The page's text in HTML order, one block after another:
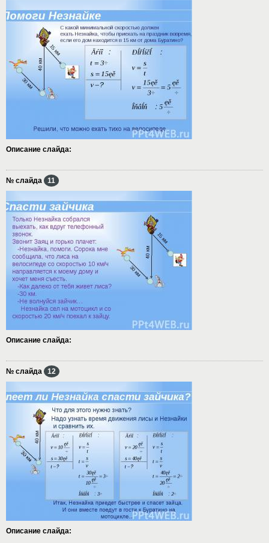
Описание слайда:
№ слайда 11
Описание слайда:
№ слайда 12
Описание слайда: